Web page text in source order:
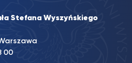
Stefana Wyszyńskiego
00